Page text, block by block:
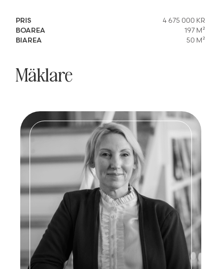
PRIS
4 675 000 KR
BOAREA
197 M²
BIAREA
50 M²
Mäklare